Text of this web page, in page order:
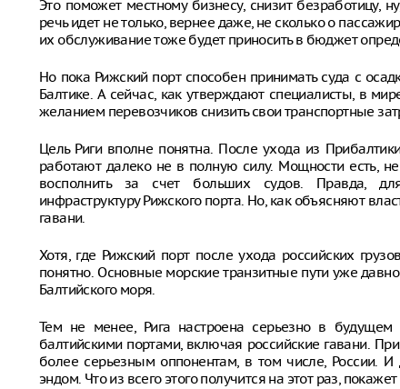
Это поможет местному бизнесу, снизит безработицу,
речь идет не только, вернее даже, не сколько о
их обслуживание тоже будет приносить в бюджет
Но пока Рижский порт способен принимать суда с
Балтике. А сейчас, как утверждают специалисты, в
желанием перевозчиков снизить свои транспортные
Цель Риги вполне понятна. После ухода из
работают далеко не в полную силу. Мощности есть,
восполнить за счет больших судов. Правда, для
инфраструктуру Рижского порта. Но, как объясняют
гавани.
Хотя, где Рижский порт после ухода российских
понятно. Основные морские транзитные пути уже
Балтийского моря.
Тем не менее, Рига настроена серьезно в
балтийскими портами, включая российские гавани.
более серьезным оппонентам, в том числе, России.
эндом. Что из всего этого получится на этот раз,